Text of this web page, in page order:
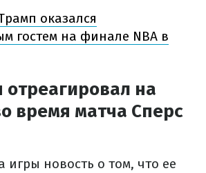
оказался
гостем на финале NBA в
отреагировал на
время матча Сперс
игры новость о том, что ее